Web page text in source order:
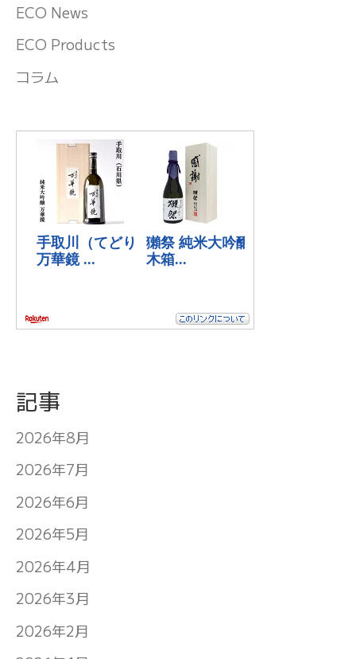
ECO News
ECO Products
コラム
記事
2026年8月
2026年7月
2026年6月
2026年5月
2026年4月
2026年3月
2026年2月